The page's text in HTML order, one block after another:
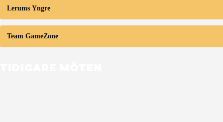
Lerums Yngre
Team GameZone